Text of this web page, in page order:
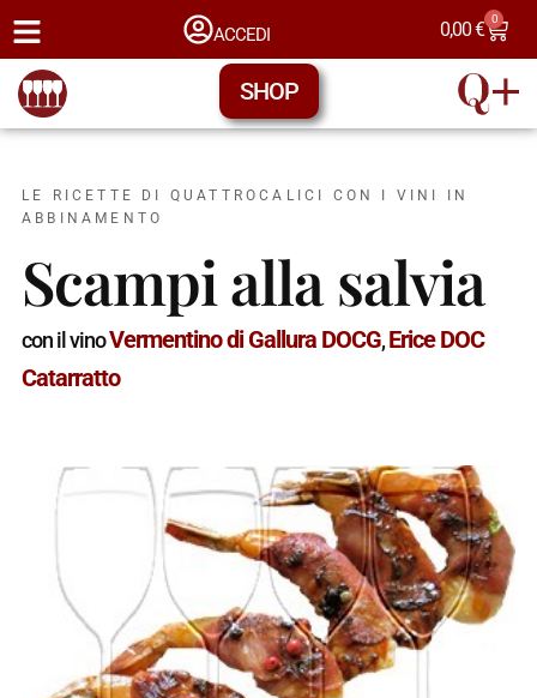
ACCEDI 0,00€ 0
SHOP
LE RICETTE DI QUATTROCALICI CON I VINI IN
ABBINAMENTO
Scampi alla salvia
con il vinoVermentino di Gallura DOCG,Erice DOC
Catarratto